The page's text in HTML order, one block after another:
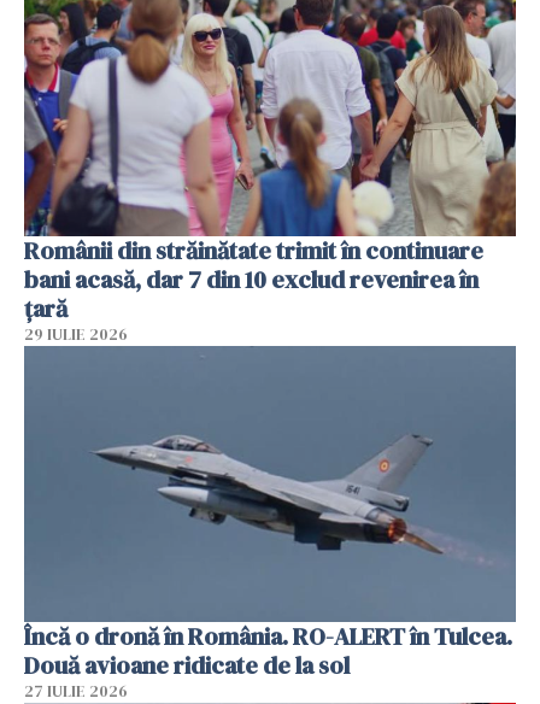
Românii din străinătate trimit în continuare
bani acasă, dar 7 din 10 exclud revenirea în
țară
29 IULIE 2026
Încă o dronă în România. RO-ALERT în Tulcea.
Două avioane ridicate de la sol
27 IULIE 2026